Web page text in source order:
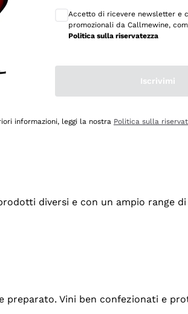
diversi e con un ampio range
preparato. Vini ben confezionati e
Accetto di ricevere newsletter e
promozionali da Callmewine,
Politica sulla riservatezza
Iscrivimi
informazioni, leggi la nostra Politica sulla